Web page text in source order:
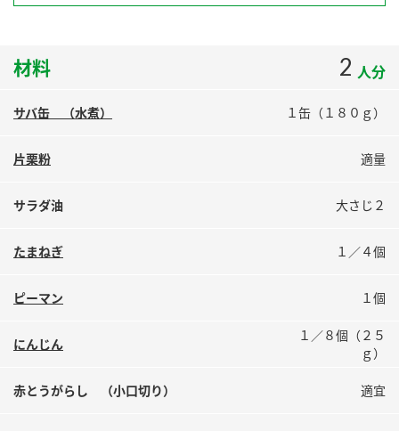
納豆の豆知識
鍋奉行マニュアル
ロングセラー商品 ＋ おすすめレシピ
人気商品 ＋ おすすめレシピ
ミツカン公式通販
製造所固有記号一覧
材料 2 人分
サバ缶 （水煮） １缶（１８０ｇ）
片栗粉 適量
サラダ油 大さじ２
たまねぎ １／４個
ピーマン １個
にんじん
１／８個（２５
ｇ）
赤とうがらし （小口切り） 適宜